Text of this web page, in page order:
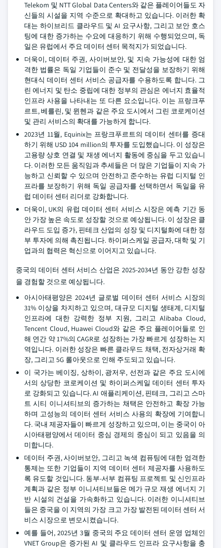
Telekom 및 NTT Global Data Centers와 같은 플레이어들도 자
신들의 시설을 지역 수준으로 확대하고 있습니다. 이러한 확
대는 하이브리드 클라우드 및 AI 요구사항, 그리고 보안 호스
팅에 대한 증가하는 수요에 대응하기 위해 수행되었으며, 독
일은 유럽에서 주요 데이터 센터 목적지가 되었습니다.
더욱이, 데이터 주권, 사이버보안, 및 지속 가능성에 대한 엄
격한 법률은 독일 기업들이 준수 및 전달성을 보장하기 위해
현대식 데이터 센터 서비스 공급자를 수용하도록 합니다. 그
린 에너지 및 탄소 중립에 대한 정부의 관심은 에너지 효율적
인프라 사용을 나타내는 또 다른 요소입니다. 이는 프랑크푸
르트, 베를린, 및 뮌헨과 같은 주요 도시에서 그린 코로케이션
및 관리 서비스의 확대를 가능하게 합니다.
2023년 11월, Equinix는 프랑크푸르트의 데이터 센터를 증대
하기 위해 USD 104 million의 투자를 도입했습니다. 이 성장은
고용량 상호 연결 및 재생 에너지 활동에 중심을 두고 있습니
다. 이러한 모든 움직임과 추세들은 더 많은 기업들이 지속 가
능하고 신뢰할 수 있으며 안전하고 준수하는 유럽 디지털 인
프라를 보장하기 위해 독일 공급자를 선택하면서 독일을 유
럽 데이터 센터 리더로 강화합니다.
더욱이, UK의 유럽 데이터 센터 서비스 시장은 예측 기간 동
안 가장 높은 속도로 성장할 것으로 예상됩니다. 이 성장은 클
라우드 도입 증가, 핀테크 산업의 성장 및 디지털화에 대한 정
부 투자에 의해 촉진됩니다. 하이퍼스케일 공급자, 대학 및 기
업과의 협력은 혁신으로 이어지고 있습니다.
중국의 데이터 센터 서비스 산업은 2025-2034년 동안 강한 성장
을 경험할 것으로 예상됩니다.
아시아태평양은 2024년 글로벌 데이터 센터 서비스 시장의
31% 이상을 차지하고 있으며, 대규모 디지털 생태계, 디지털
인프라에 대한 강력한 정부 지원, 그리고 Alibaba Cloud,
Tencent Cloud, Huawei Cloud와 같은 주요 플레이어들로 인
해 연간 약 17%의 CAGR로 성장하는 가장 빠르게 성장하는 지
역입니다. 이러한 성장은 빠른 클라우드 채택, 전자상거래 확
장, 그리고 5G 롤아웃으로 인해 주도되고 있습니다.
이 국가는 베이징, 상하이, 광저우, 선전과 같은 주요 도시에
서의 상당한 코로케이션 및 하이퍼스케일 데이터 센터 투자
로 강화되고 있습니다. AI 애플리케이션, 핀테크, 그리고 스마
트 시티 이니셔티브의 증가하는 채택은 안전하고 확장 가능
하며 고성능의 데이터 센터 서비스 사용의 확장에 기여합니
다. 국내 제공자들이 빠르게 성장하고 있으며, 이는 중국이 아
시아태평양에서 데이터 중심 경제의 중심이 되고 있음을 의
미합니다.
데이터 주권, 사이버보안, 그리고 녹색 컴퓨팅에 대한 엄격한
통제는 또한 기업들이 지역 데이터 센터 제공자를 사용하도
록 유도할 것입니다. 동부-서부 컴퓨팅 프로젝트 및 신인프라
계획과 같은 정부 이니셔티브들은 메가 규모 재생 에너지 기
반 시설의 건설을 가속화하고 있습니다. 이러한 이니셔티브
들은 중국을 이 지역의 가장 크고 가장 발전된 데이터 센터 서
비스 시장으로 변모시켰습니다.
예를 들어, 2025년 3월 중국의 주요 데이터 센터 운영 업체인
VNET Group은 증가된 AI 및 클라우드 인프라 요구사항을 충